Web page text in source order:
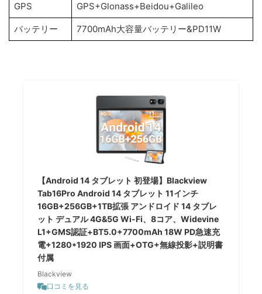
GPS GPS+Glonass+Beidou+Galileo
バッテリー 7700mAh大容量バッテリー&PD11W
【Android 14 タブレット 初登場】Blackview
Tab16Pro Android 14 タブレット 11インチ
16GB+256GB+1TB拡張 アンドロイド 14 タブレ
ット デュアル 4G&5G Wi-Fi、8コア、Widevine
L1+GMS認証+BT5.0+7700mAh 18W PD急速充
電+1280*1920 IPS 画面+OTG+無線投影+説明書
付属
Blackview
口コミを見る